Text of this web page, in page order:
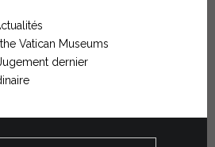
Vatican Museums
dernier